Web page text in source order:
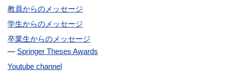
教員からのメッセージ
学生からのメッセージ
卒業生からのメッセージ
Springer Theses Awards
Youtube channel